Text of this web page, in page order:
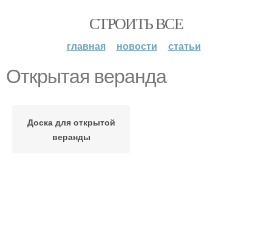
СТРОИТЬ ВСЕ
главная новости статьи
Открытая веранда
Доска для открытой
веранды